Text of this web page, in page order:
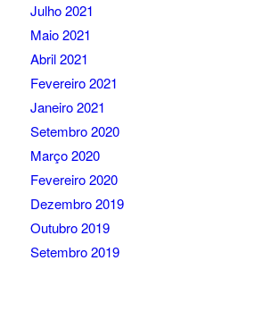
Julho 2021
Maio 2021
Abril 2021
Fevereiro 2021
Janeiro 2021
Setembro 2020
Março 2020
Fevereiro 2020
Dezembro 2019
Outubro 2019
Setembro 2019